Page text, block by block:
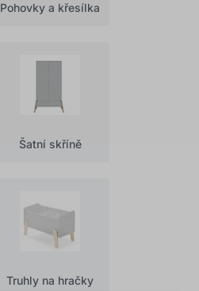
Pohovky a křesílka
Šatní skříně
Truhly na hračky